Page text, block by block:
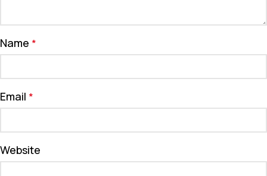
Name *
Email *
Website